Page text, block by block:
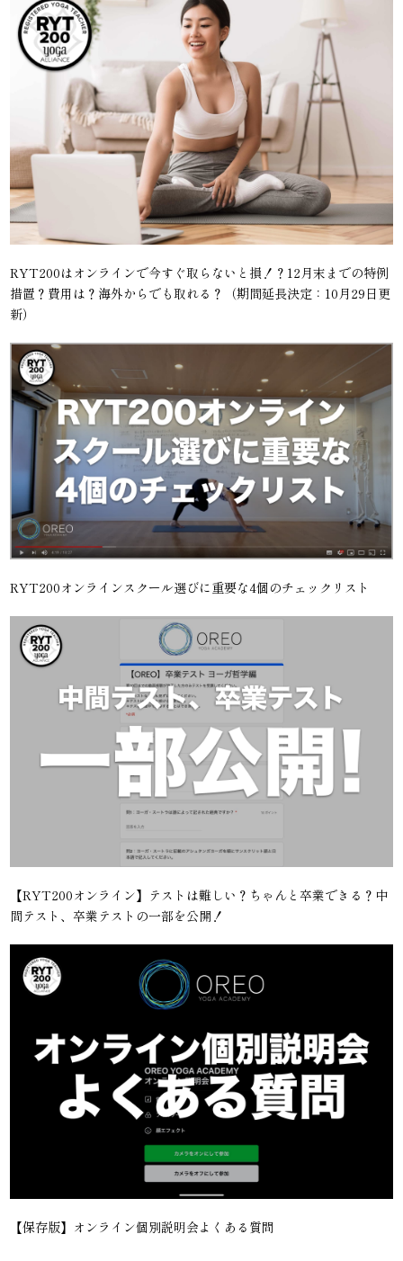
RYT200はオンラインで今すぐ取らないと損！？12月末までの特例
措置？費用は？海外からでも取れる？（期間延長決定：10月29日更
新）
RYT200オンラインスクール選びに重要な4個のチェックリスト
【RYT200オンライン】テストは難しい？ちゃんと卒業できる？中
間テスト、卒業テストの一部を公開！
【保存版】オンライン個別説明会よくある質問